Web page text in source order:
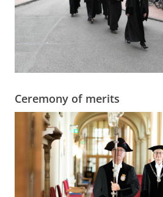
Ceremony of merits